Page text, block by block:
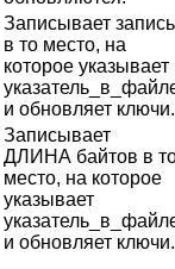
Записывает запись
в то место, на
которое указывает
и обновляет ключи.
Записывает
ДЛИНА байтов в
место, на которое
указывает
и обновляет ключи.